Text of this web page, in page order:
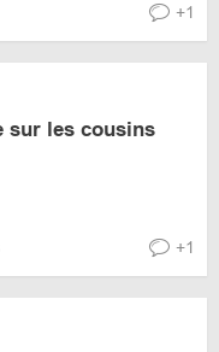
+1
sur les cousins
+1